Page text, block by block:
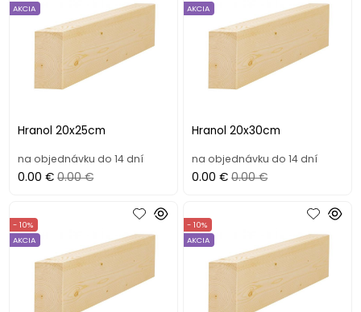
Hranol 20x25cm
AKCIA
na objednávku do 14 dní
0.00 € 0.00 €
Hranol 20x30cm
AKCIA
na objednávku do 14 dní
0.00 € 0.00 €
- 10%
AKCIA
- 10%
AKCIA